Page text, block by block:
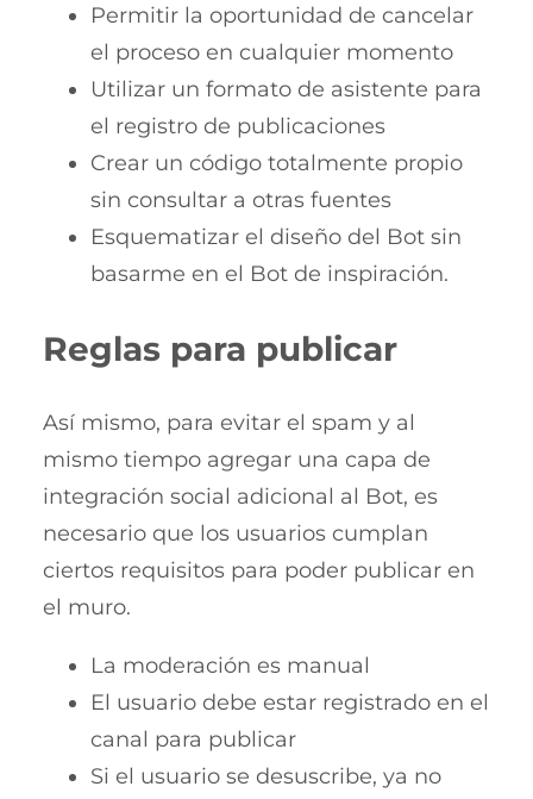
Permitir la oportunidad de cancelar
el proceso en cualquier momento
Utilizar un formato de asistente para
el registro de publicaciones
Crear un código totalmente propio
sin consultar a otras fuentes
Esquematizar el diseño del Bot sin
basarme en el Bot de inspiración.
Reglas para publicar
Así mismo, para evitar el spam y al
mismo tiempo agregar una capa de
integración social adicional al Bot, es
necesario que los usuarios cumplan
ciertos requisitos para poder publicar en
el muro.
La moderación es manual
El usuario debe estar registrado en el
canal para publicar
Si el usuario se desuscribe, ya no